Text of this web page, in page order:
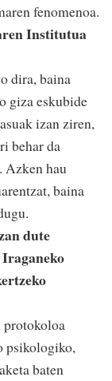
fenomenoa.
Institutua
dira, baina
giza eskubide
izan ziren,
behar da
Azken hau
baina
dute
protokoloa
psikologiko,
baten